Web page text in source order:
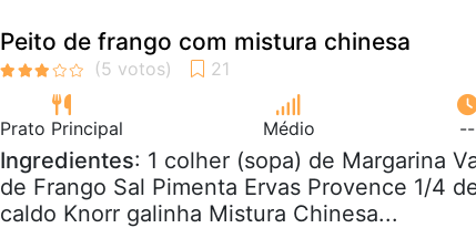
Peito de frango com mistura chinesa
Prato Principal Médio --
Ingredientes: 1 colher (sopa) de Margarina
de Frango Sal Pimenta Ervas Provence 1/4
caldo Knorr galinha Mistura Chinesa...